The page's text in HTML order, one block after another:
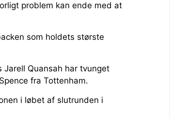
problem kan ende med at
som holdets største
Jarell Quansah har tvunget
fra Tottenham.
i løbet af slutrunden i